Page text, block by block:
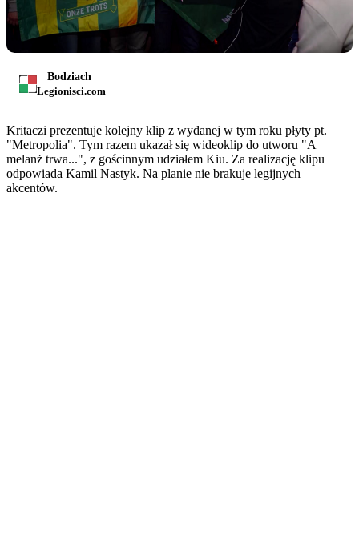
Bodziach
Legionisci.com
Kritaczi prezentuje kolejny klip z wydanej w tym roku płyty pt.
"Metropolia". Tym razem ukazał się wideoklip do utworu "A
melanż trwa...", z gościnnym udziałem Kiu. Za realizację klipu
odpowiada Kamil Nastyk. Na planie nie brakuje legijnych
akcentów.